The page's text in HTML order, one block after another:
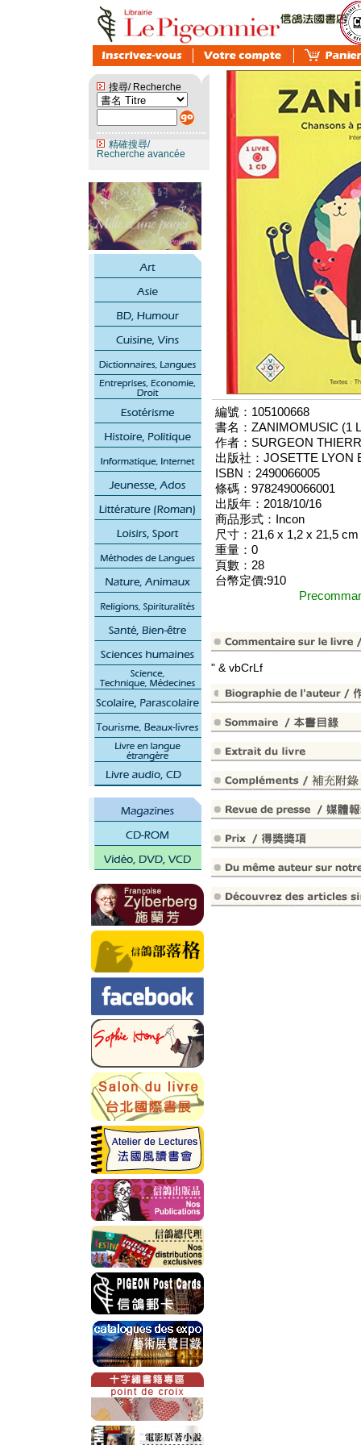
搜尋/ Recherche
精確搜尋/
Recherche avancée
編號：105100668
書名：ZANIMOMUSIC (1
作者：SURGEON
出版社：JOSETTE LYON
ISBN：2490066005
條碼：9782490066001
出版年：2018/10/16
商品形式：Incon
尺寸：21,6 x 1,2 x 21,5 cm
重量：0
頁數：28
台幣定價:910
" & vbCrLf